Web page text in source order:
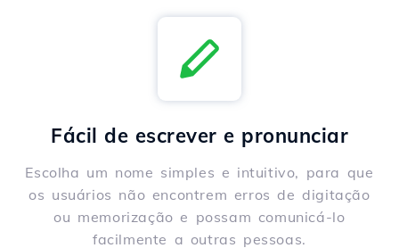
Fácil de escrever e pronunciar
Escolha um nome simples e intuitivo, para que
os usuários não encontrem erros de digitação
ou memorização e possam comunicá-lo
facilmente a outras pessoas.